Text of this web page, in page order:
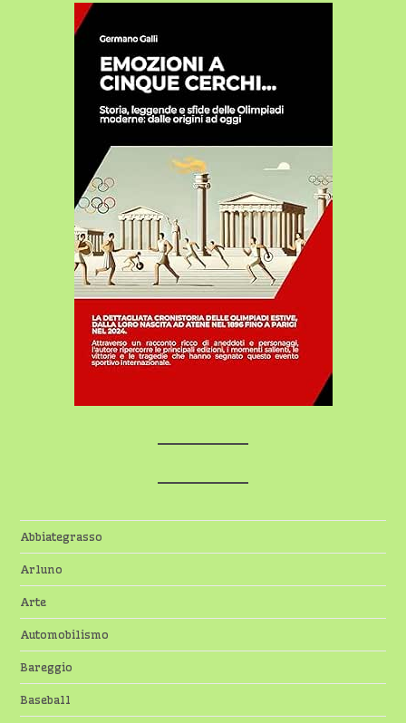
Abbiategrasso
Arluno
Arte
Automobilismo
Bareggio
Baseball